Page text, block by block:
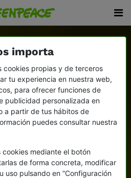
importa
cookies propias y de terceros
tu experiencia en nuestra web,
para ofrecer funciones de
publicidad personalizada en
a partir de tus hábitos de
puedes consultar nuestra
mediante el botón
de forma concreta, modificar
uso pulsando en “Configuración